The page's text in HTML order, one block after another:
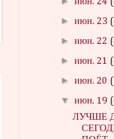
►июн. 23
►июн. 22
►июн. 21
►июн. 20
▼июн. 19
ЛУЧШЕ